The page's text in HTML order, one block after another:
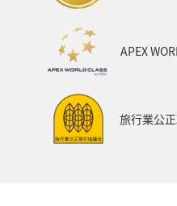
APEX
旅行業公